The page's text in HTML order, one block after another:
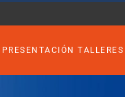
PRESENTACIÓN TALLERES